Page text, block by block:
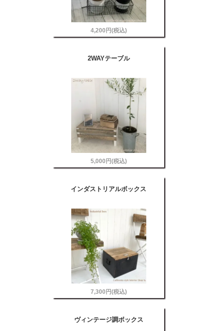
4,200円(税込)
2WAYテーブル
5,000円(税込)
インダストリアルボックス
7,300円(税込)
ヴィンテージ調ボックス